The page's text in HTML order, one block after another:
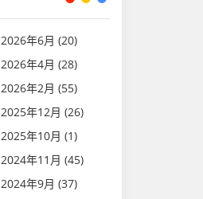
2026年6月 (20)
2026年4月 (28)
2026年2月 (55)
2025年12月 (26)
2025年10月 (1)
2024年11月 (45)
2024年9月 (37)